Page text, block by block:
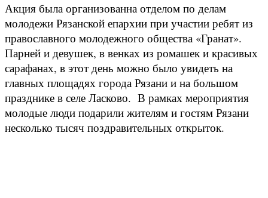
Акция была организованна отделом по делам
молодежи Рязанской епархии при участии ребят из
православного молодежного общества «Гранат».
Парней и девушек, в венках из ромашек и красивых
сарафанах, в этот день можно было увидеть на
главных площадях города Рязани и на большом
празднике в селе Ласково. В рамках мероприятия
молодые люди подарили жителям и гостям Рязани
несколько тысяч поздравительных открыток.